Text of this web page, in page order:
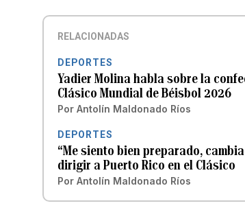
RELACIONADAS
DEPORTES
Yadier Molina habla sobre la
Clásico Mundial de Béisbol 2026
Por Antolín Maldonado Ríos
DEPORTES
“Me siento bien preparado,
dirigir a Puerto Rico en el Clásico
Por Antolín Maldonado Ríos